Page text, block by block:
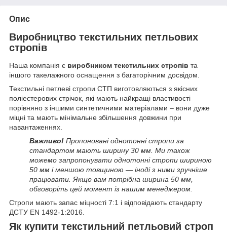
Опис
Виробництво текстильних петльових
стропів
Наша компанія є виробником текстильних стропів та
іншого такелажного оснащення з багаторічним досвідом.
Текстильні петлеві стропи СТП виготовляються з якісних
поліестерових стрічок, які мають найкращі властивості
порівняно з іншими синтетичними матеріалами – вони дуже
міцні та мають мінімальне збільшення довжини при
навантаженнях.
Важливо! Пропоновані однотонні стропи за
стандартом мають ширину 30 мм. Ми також
можемо запропонувати однотонні стропи шириною
50 мм і меншою товщиною — іноді з ними зручніше
працювати. Якщо вам потрібна ширина 50 мм,
обговоріть цей момент із нашим менеджером.
Стропи мають запас міцності 7:1 і відповідають стандарту
ДСТУ EN 1492-1:2016.
Як купити текстильний петльовий строп